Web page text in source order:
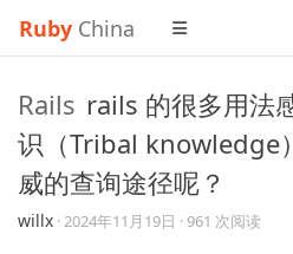
Ruby China
Rails rails 的很多用法
识（Tribal knowledge
威的查询途径呢？
willx ·2024年11月19日 · 961 次阅读